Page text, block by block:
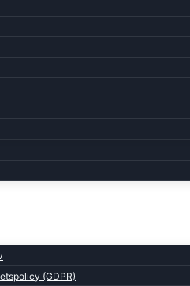
(GDPR)